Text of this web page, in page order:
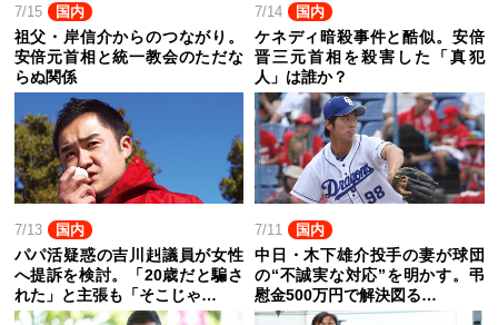
7/15 国内
祖父・岸信介からのつながり。
安倍元首相と統一教会のただな
らぬ関係
7/14 国内
ケネディ暗殺事件と酷似。安倍
晋三元首相を殺害した「真犯
人」は誰か？
7/13 国内
パパ活疑惑の吉川赳議員が女性
へ提訴を検討。「20歳だと騙さ
れた」と主張も「そこじゃ…
7/11 国内
中日・木下雄介投手の妻が球団
の“不誠実な対応”を明かす。弔
慰金500万円で解決図る…